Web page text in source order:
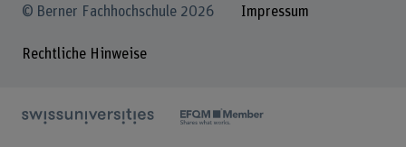
© Berner Fachhochschule 2026 Impressum
Rechtliche Hinweise